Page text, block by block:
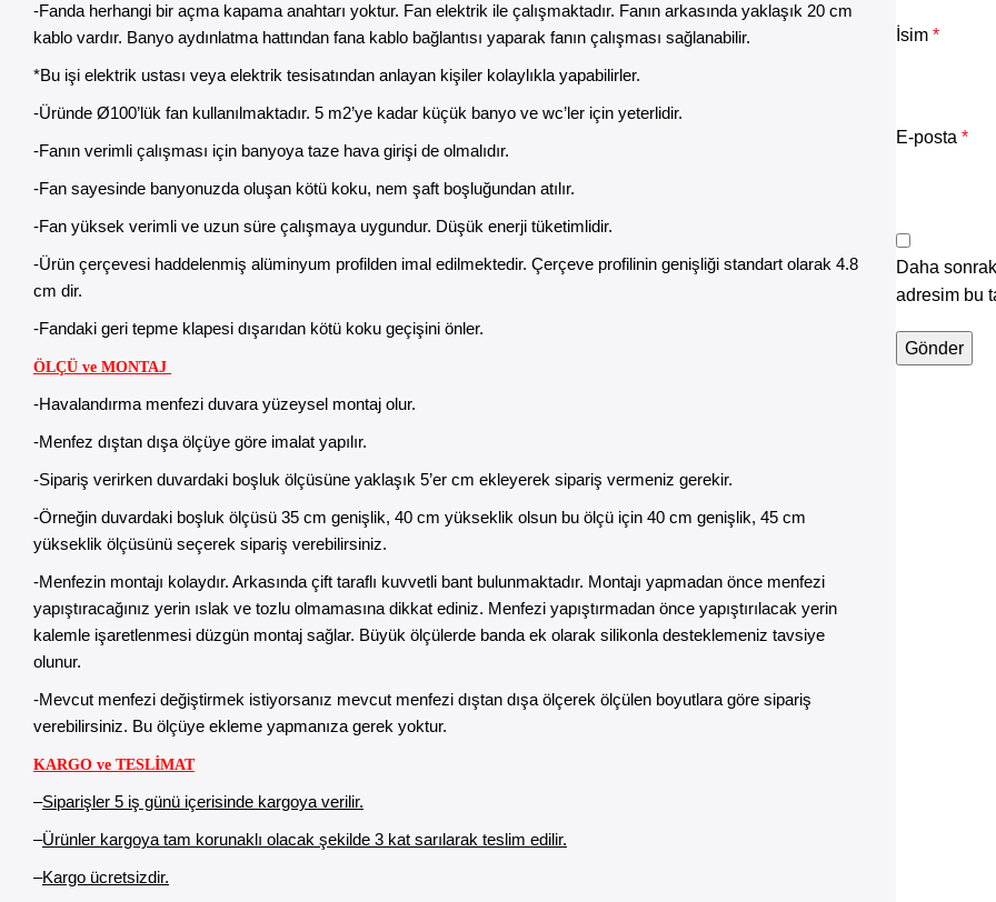
-Fanda herhangi bir açma kapama anahtarı yoktur. Fan elektrik ile çalışmaktadır. Fanın arkasında yaklaşık 20 cm
kablo vardır. Banyo aydınlatma hattından fana kablo bağlantısı yaparak fanın çalışması sağlanabilir.
*Bu işi elektrik ustası veya elektrik tesisatından anlayan kişiler kolaylıkla yapabilirler.
-Üründe Ø100’lük fan kullanılmaktadır. 5 m2’ye kadar küçük banyo ve wc’ler için yeterlidir.
-Fanın verimli çalışması için banyoya taze hava girişi de olmalıdır.
-Fan sayesinde banyonuzda oluşan kötü koku, nem şaft boşluğundan atılır.
-Fan yüksek verimli ve uzun süre çalışmaya uygundur. Düşük enerji tüketimlidir.
-Ürün çerçevesi haddelenmiş alüminyum profilden imal edilmektedir. Çerçeve profilinin genişliği standart olarak 4.8
cm dir.
-Fandaki geri tepme klapesi dışarıdan kötü koku geçişini önler.
ÖLÇÜ ve MONTAJ
-Havalandırma menfezi duvara yüzeysel montaj olur.
-Menfez dıştan dışa ölçüye göre imalat yapılır.
-Sipariş verirken duvardaki boşluk ölçüsüne yaklaşık 5’er cm ekleyerek sipariş vermeniz gerekir.
-Örneğin duvardaki boşluk ölçüsü 35 cm genişlik, 40 cm yükseklik olsun bu ölçü için 40 cm genişlik, 45 cm
yükseklik ölçüsünü seçerek sipariş verebilirsiniz.
-Menfezin montajı kolaydır. Arkasında çift taraflı kuvvetli bant bulunmaktadır. Montajı yapmadan önce menfezi
yapıştıracağınız yerin ıslak ve tozlu olmamasına dikkat ediniz. Menfezi yapıştırmadan önce yapıştırılacak yerin
kalemle işaretlenmesi düzgün montaj sağlar. Büyük ölçülerde banda ek olarak silikonla desteklemeniz tavsiye
olunur.
-Mevcut menfezi değiştirmek istiyorsanız mevcut menfezi dıştan dışa ölçerek ölçülen boyutlara göre sipariş
verebilirsiniz. Bu ölçüye ekleme yapmanıza gerek yoktur.
KARGO ve TESLİMAT
–Siparişler 5 iş günü içerisinde kargoya verilir.
–Ürünler kargoya tam korunaklı olacak şekilde 3 kat sarılarak teslim edilir.
–Kargo ücretsizdir.
İsim*
E-posta*
Daha
adresim bu